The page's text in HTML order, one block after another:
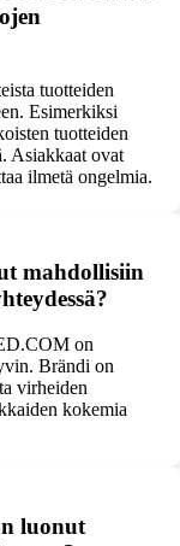
tuotteiden
Esimerkiksi
tuotteiden
Asiakkaat ovat
ilmetä ongelmia.
mahdollisiin
on
Brändi on
virheiden
kokemia
luonut